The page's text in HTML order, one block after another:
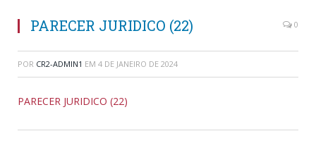
PARECER JURIDICO (22) 0
POR CR2-ADMIN1 EM 4 DE JANEIRO DE 2024
PARECER JURIDICO (22)